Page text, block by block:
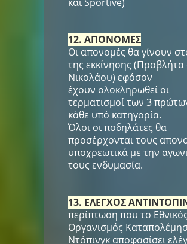
12. ΑΠΟΝΟΜΕΣ
Οι απονομές θα γίνουν
της εκκίνησης (Προβλήτα
Νικολάου) εφόσον
έχουν ολοκληρωθεί οι
τερματισμοί των 3
κάθε υπό κατηγορία.
Όλοι οι ποδηλάτες θα
προσέρχονται τους
υποχρεωτικά με την
τους ενδυμασία.
13. ΕΛΕΓΧΟΣ
περίπτωση που το Εθνικός
Οργανισμός
Ντόπινγκ αποφασίσει